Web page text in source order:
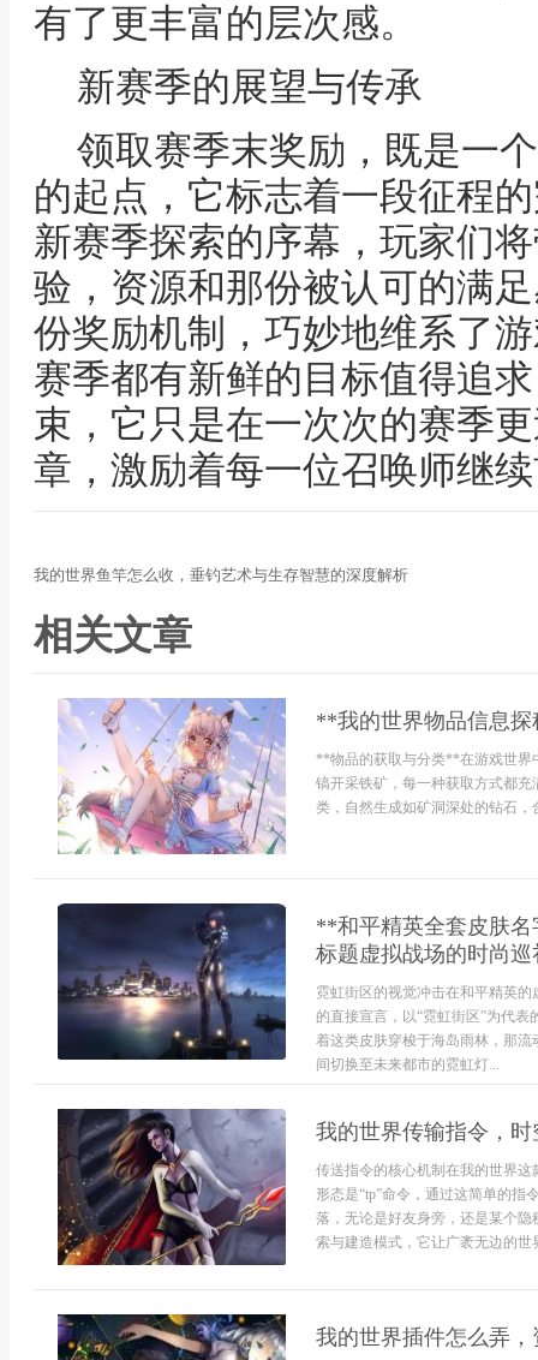
有了更丰富的层次感。
新赛季的展望与传承
领取赛季末奖励，既是一
的起点，它标志着一段征程
新赛季探索的序幕，玩家们
验，资源和那份被认可的满
份奖励机制，巧妙地维系了
赛季都有新鲜的目标值得追
束，它只是在一次次的赛季
章，激励着每一位召唤师继
我的世界鱼竿怎么收，垂钓艺术与生存智慧的深度解析
相关文章
**我的世界物品信息
**物品的获取与分类**在游戏世界
镐开采铁矿，每一种获取方式都
类，自然生成如矿洞深处的钻石
**和平精英全套皮肤名
标题虚拟战场的时尚
霓虹街区的视觉冲击在和平精英
的直接宣言，以“霓虹街区”为代
着这类皮肤穿梭于海岛雨林，那
间切换至未来都市的霓虹灯...
我的世界传输指令，
传送指令的核心机制在我的世界
形态是“tp”命令，通过这简单的指
落，无论是好友身旁，还是某个
索与建造模式，它让广袤无边的
我的世界插件怎么弄